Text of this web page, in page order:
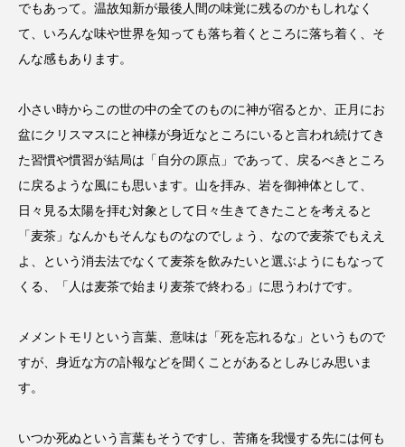
でもあって。温故知新が最後人間の味覚に残るのかもしれなく
て、いろんな味や世界を知っても落ち着くところに落ち着く、そ
んな感もあります。
小さい時からこの世の中の全てのものに神が宿るとか、正月にお
盆にクリスマスにと神様が身近なところにいると言われ続けてき
た習慣や慣習が結局は「自分の原点」であって、戻るべきところ
に戻るような風にも思います。山を拝み、岩を御神体として、
日々見る太陽を拝む対象として日々生きてきたことを考えると
「麦茶」なんかもそんなものなのでしょう、なので麦茶でもええ
よ、という消去法でなくて麦茶を飲みたいと選ぶようにもなって
くる、「人は麦茶で始まり麦茶で終わる」に思うわけです。
メメントモリという言葉、意味は「死を忘れるな」というもので
すが、身近な方の訃報などを聞くことがあるとしみじみ思いま
す。
いつか死ぬという言葉もそうですし、苦痛を我慢する先には何も